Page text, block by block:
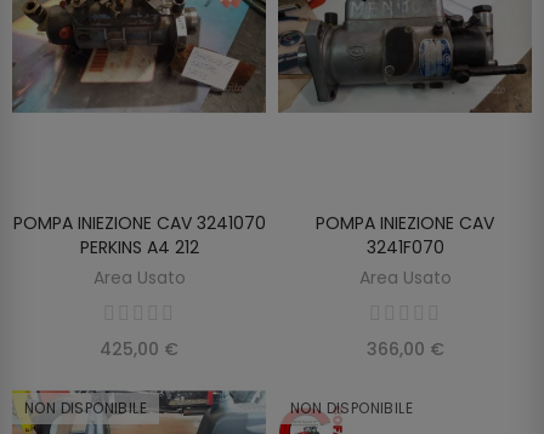
SCOPRIRE
POMPA INIEZIONE CAV 3241070
PERKINS A4 212
Area Usato
425,00 €
SCOPRIRE
POMPA INIEZIONE CAV
3241F070
Area Usato
366,00 €
NON DISPONIBILE NON DISPONIBILE